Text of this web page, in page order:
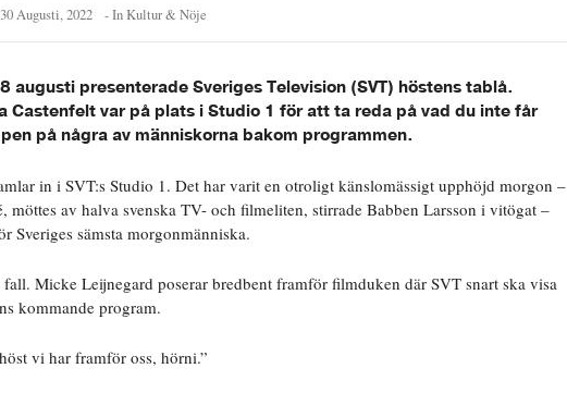
30 Augusti, 2022 - In Kultur & Nöje
augusti presenterade Sveriges Television (SVT) höstens tablå.
Castenfelt var på plats i Studio 1 för att ta reda på vad du inte får
på några av människorna bakom programmen.
in i SVT:s Studio 1. Det har varit en otroligt känslomässigt upphöjd morgon –
möttes av halva svenska TV- och filmeliten, stirrade Babben Larsson i vitögat –
Sveriges sämsta morgonmänniska.
Micke Leijnegard poserar bredbent framför filmduken där SVT snart ska visa
kommande program.
vi har framför oss, hörni.”